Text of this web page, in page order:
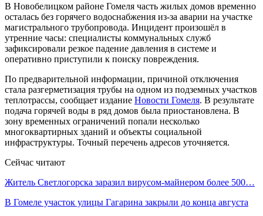
В Новобелицком районе Гомеля часть жилых домов временно
осталась без горячего водоснабжения из-за аварии на участке
магистрального трубопровода. Инцидент произошёл в
утренние часы: специалисты коммунальных служб
зафиксировали резкое падение давления в системе и
оперативно приступили к поиску повреждения.
По предварительной информации, причиной отключения
стала разгерметизация трубы на одном из подземных участков
теплотрассы, сообщает издание Новости Гомеля. В результате
подача горячей воды в ряд домов была приостановлена. В
зону временных ограничений попали несколько
многоквартирных зданий и объекты социальной
инфраструктуры. Точный перечень адресов уточняется.
Сейчас читают
Житель Светлогорска заразил вирусом-майнером более 500…
В Гомеле участок улицы Гагарина закрыли до конца августа